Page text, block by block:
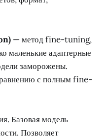
— метод fine-tuning,
маленькие адаптерные
заморожены.
с полным fine-
Базовая модель
Позволяет